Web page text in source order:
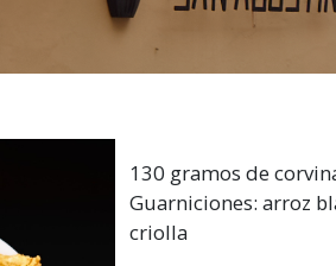
130 gramos de
Guarniciones: arroz
criolla